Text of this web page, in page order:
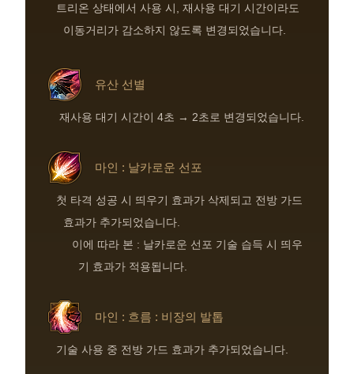
트리온 상태에서 사용 시, 재사용 대기 시간이라도
이동거리가 감소하지 않도록 변경되었습니다.
유산 선별
재사용 대기 시간이 4초 → 2초로 변경되었습니다.
마인 : 날카로운 선포
첫 타격 성공 시 띄우기 효과가 삭제되고 전방 가드
효과가 추가되었습니다.
이에 따라 본 : 날카로운 선포 기술 습득 시 띄우
기 효과가 적용됩니다.
마인 : 흐름 : 비장의 발톱
기술 사용 중 전방 가드 효과가 추가되었습니다.